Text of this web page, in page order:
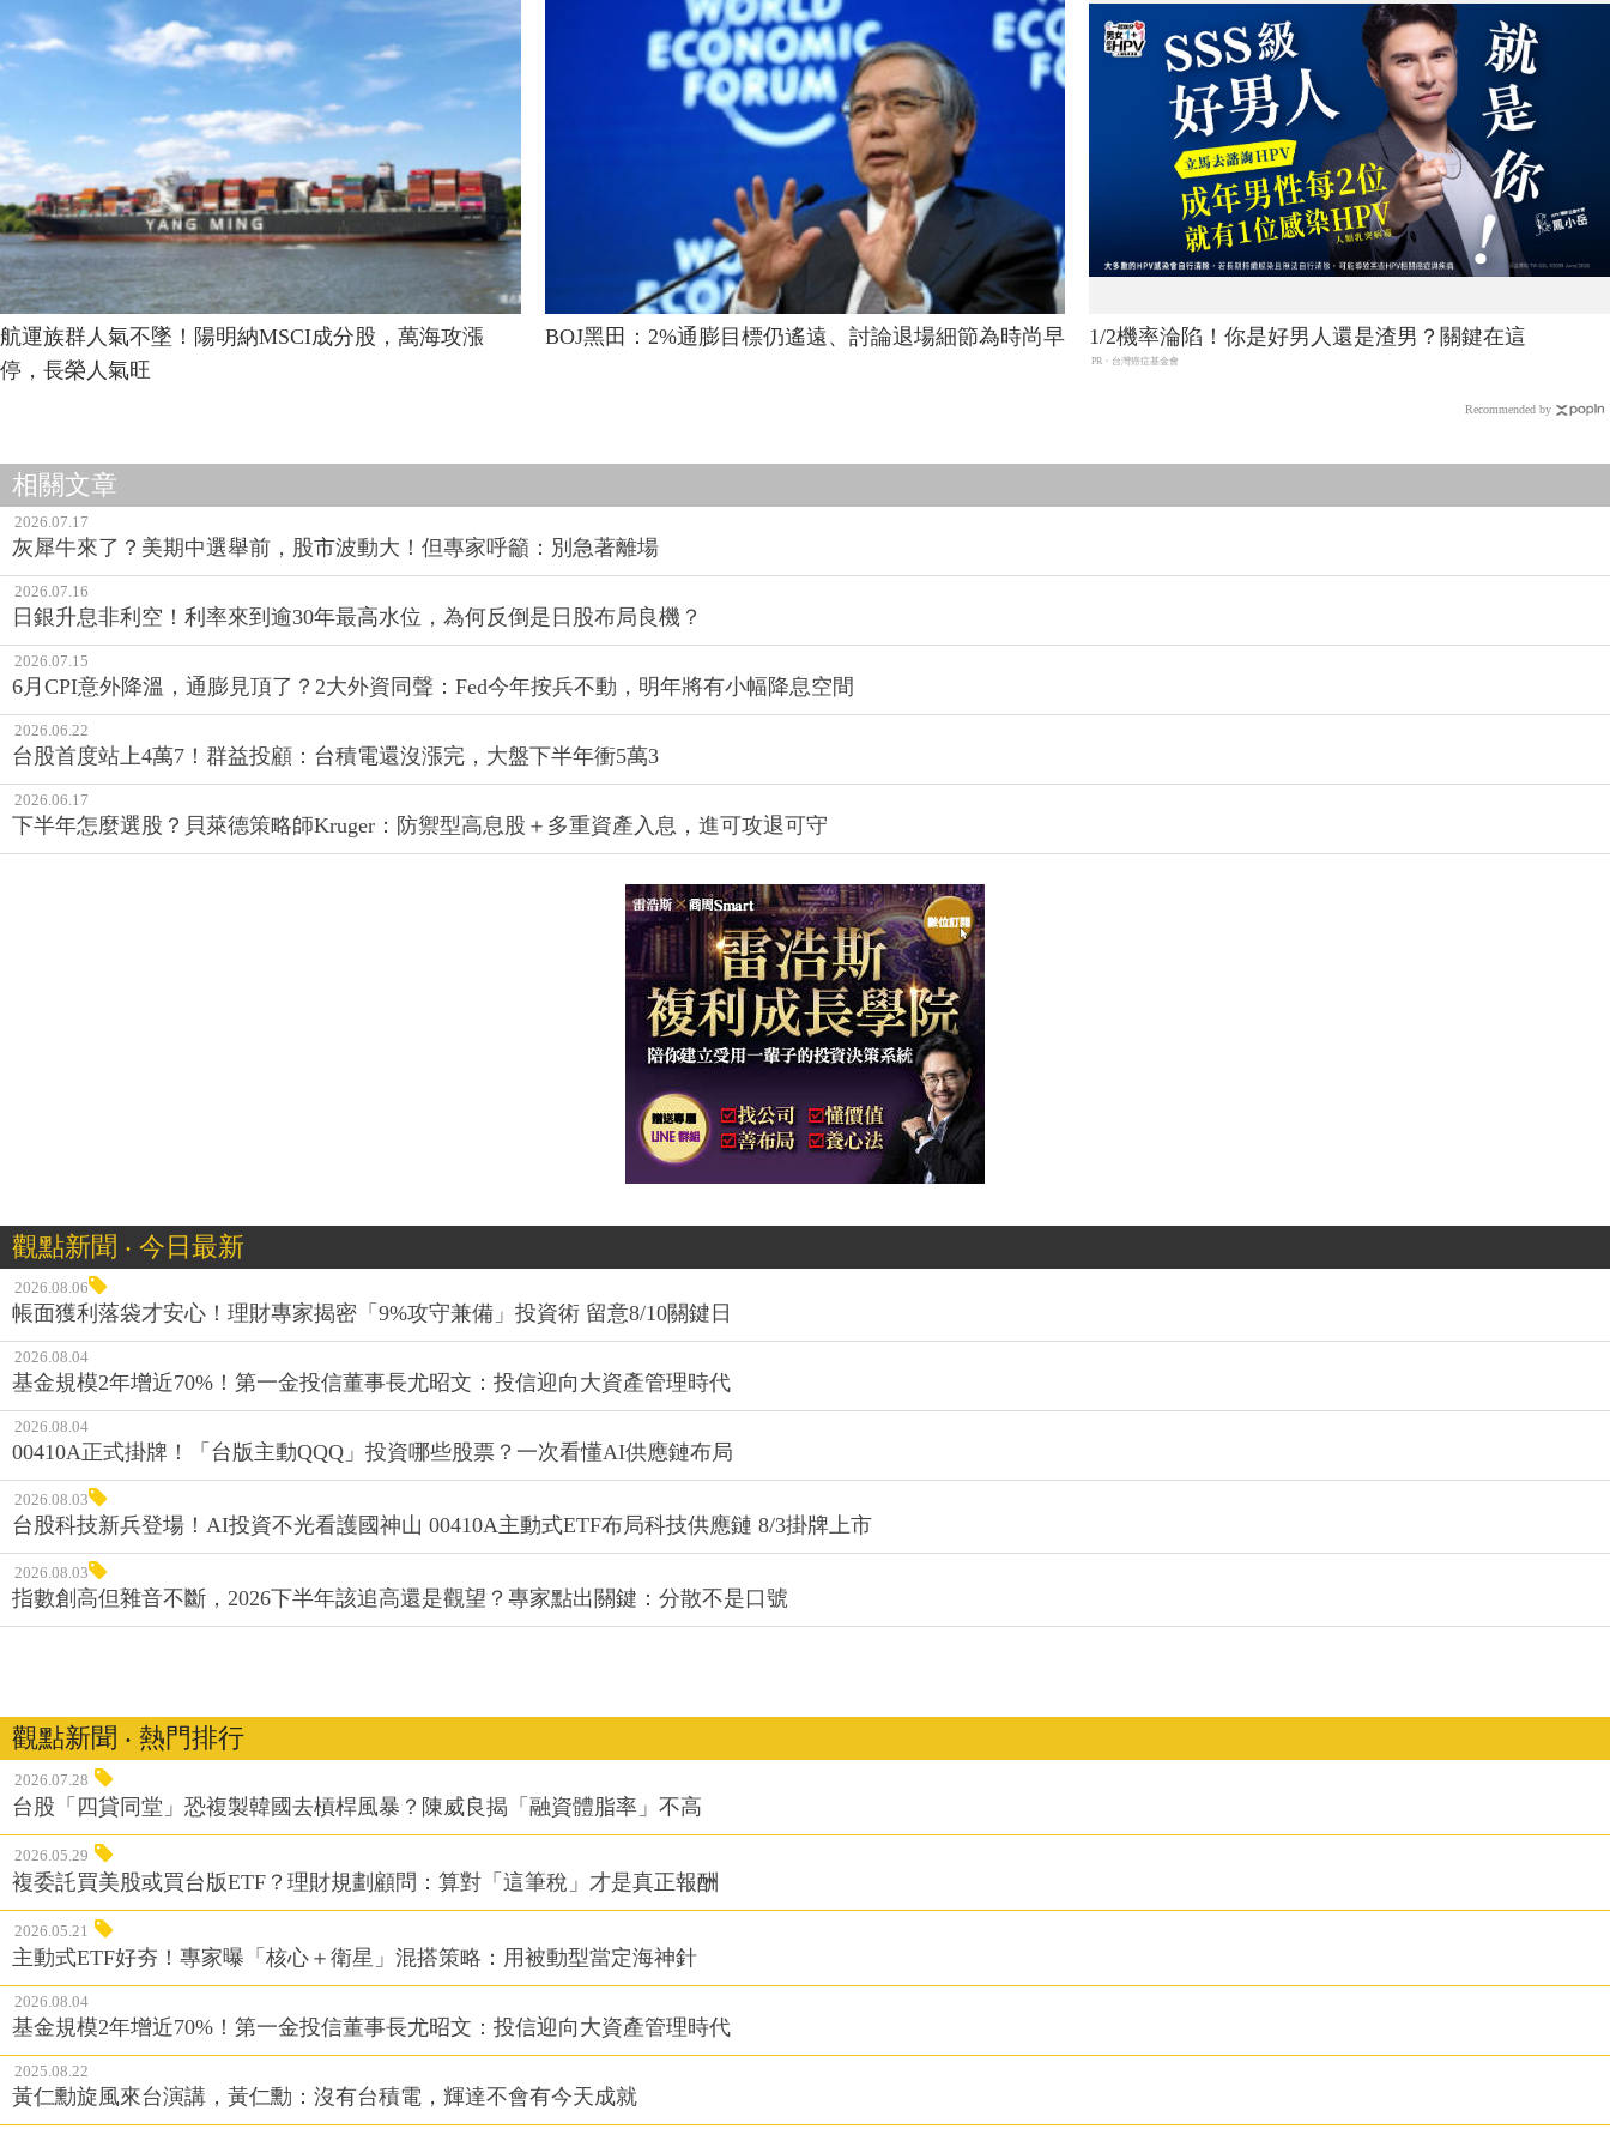
航運族群人氣不墜！陽明納MSCI成分股，萬海攻漲
停，長榮人氣旺
BOJ黑田：2%通膨目標仍遙遠、討論退場細節為時尚早 1/2機率淪陷！你是好男人還是渣男？關鍵在這
PR・台灣癌症基金會
Recommended by
相關文章
2026.07.17
灰犀牛來了？美期中選舉前，股市波動大！但專家呼籲：別急著離場
2026.07.16
日銀升息非利空！利率來到逾30年最高水位，為何反倒是日股布局良機？
2026.07.15
6月CPI意外降溫，通膨見頂了？2大外資同聲：Fed今年按兵不動，明年將有小幅降息空間
2026.06.22
台股首度站上4萬7！群益投顧：台積電還沒漲完，大盤下半年衝5萬3
2026.06.17
下半年怎麼選股？貝萊德策略師Kruger：防禦型高息股＋多重資產入息，進可攻退可守
觀點新聞 ‧ 今日最新
2026.08.06
帳面獲利落袋才安心！理財專家揭密「9%攻守兼備」投資術 留意8/10關鍵日
2026.08.04
基金規模2年增近70%！第一金投信董事長尤昭文：投信迎向大資產管理時代
2026.08.04
00410A正式掛牌！「台版主動QQQ」投資哪些股票？一次看懂AI供應鏈布局
2026.08.03
台股科技新兵登場！AI投資不光看護國神山 00410A主動式ETF布局科技供應鏈 8/3掛牌上市
2026.08.03
指數創高但雜音不斷，2026下半年該追高還是觀望？專家點出關鍵：分散不是口號
觀點新聞 ‧ 熱門排行
2026.07.28
台股「四貸同堂」恐複製韓國去槓桿風暴？陳威良揭「融資體脂率」不高
2026.05.29
複委託買美股或買台版ETF？理財規劃顧問：算對「這筆稅」才是真正報酬
2026.05.21
主動式ETF好夯！專家曝「核心＋衛星」混搭策略：用被動型當定海神針
2026.08.04
基金規模2年增近70%！第一金投信董事長尤昭文：投信迎向大資產管理時代
2025.08.22
黃仁勳旋風來台演講，黃仁勳：沒有台積電，輝達不會有今天成就